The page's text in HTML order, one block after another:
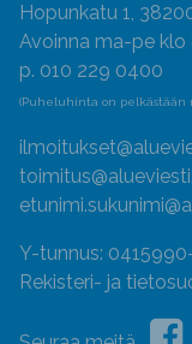
Hopunkatu 1,
Avoinna ma-pe klo
p. 010 229 0400
(Puheluhinta on pelkästään
Y-tunnus:
Rekisteri- ja